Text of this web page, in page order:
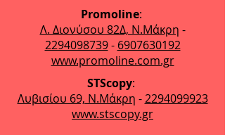
Promoline:
Λ. Διονύσου 82Δ, Ν.Μάκρη -
2294098739- 6907630192
www.promoline.com.gr
STScopy:
Λυβισίου 69, Ν.Μάκρη -2294099923
www.stscopy.gr